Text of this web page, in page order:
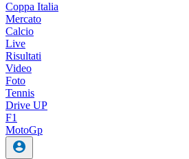
Coppa Italia
Mercato
Calcio
Live
Risultati
Video
Foto
Tennis
Drive UP
F1
MotoGp